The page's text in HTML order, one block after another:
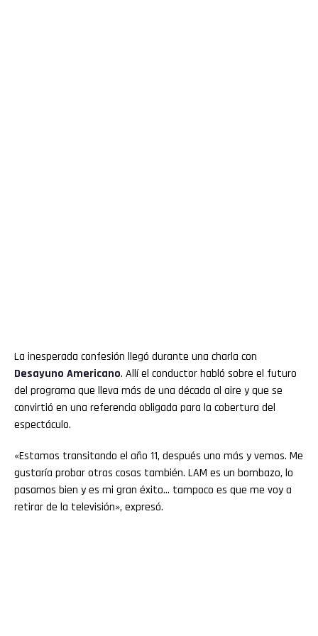
La inesperada confesión llegó durante una charla con
Desayuno Americano. Allí el conductor habló sobre el futuro
del programa que lleva más de una década al aire y que se
convirtió en una referencia obligada para la cobertura del
espectáculo.
«Estamos transitando el año 11, después uno más y vemos. Me
gustaría probar otras cosas también. LAM es un bombazo, lo
pasamos bien y es mi gran éxito… tampoco es que me voy a
retirar de la televisión», expresó.